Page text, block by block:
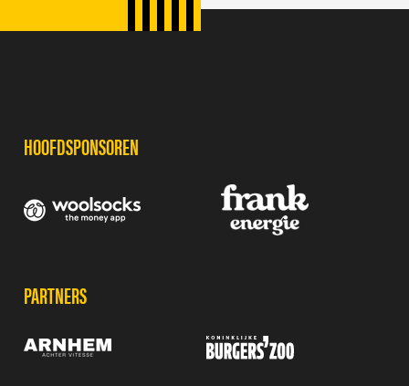
HOOFDSPONSOREN
PARTNERS